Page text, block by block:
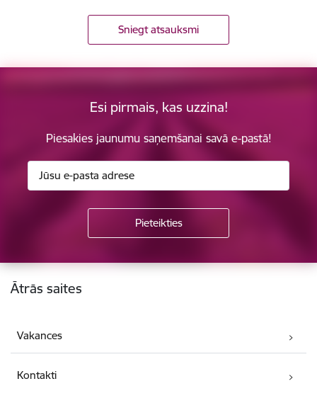
Sniegt atsauksmi
Esi pirmais, kas uzzina!
Piesakies jaunumu saņemšanai savā e-pastā!
Kājene
Ātrās saites
Vakances
Kontakti